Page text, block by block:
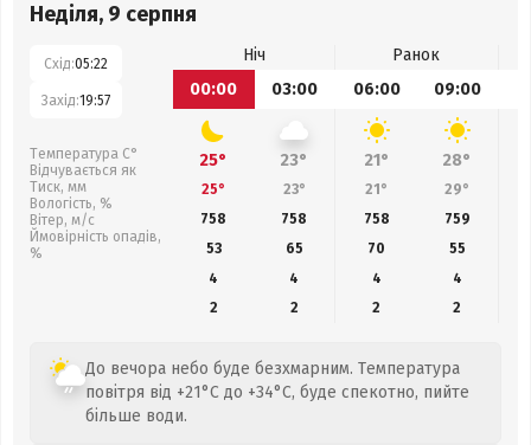
Неділя, 9 серпня
Схід:05:22
Захід:19:57
Температура С°
Відчувається як
Тиск, мм
Вологість, %
Вітер, м/с
Ймовірність опадів,
%
Ніч
Ранок
00:00
03:00 06:00 09:00
25° 23° 21° 28°
25° 23° 21° 29°
758
758 758 759
53
65 70
55
4
4 4
4
2
2 2 2
До вечора небо буде безхмарним. Температура
повітря від +21°C до +34°C, буде спекотно, пийте
більше води.